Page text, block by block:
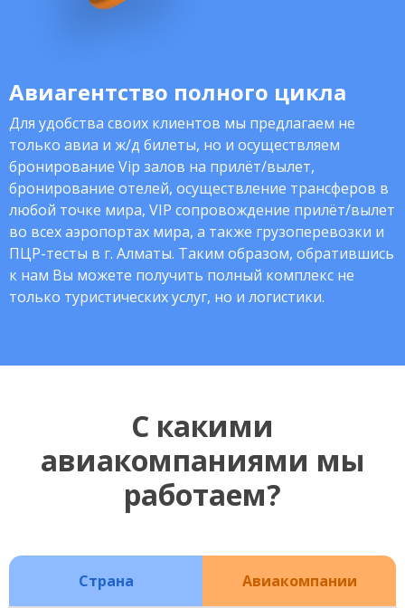
Авиагентство полного цикла
Для удобства своих клиентов мы предлагаем не
только авиа и ж/д билеты, но и осуществляем
бронирование Vip залов на прилёт/вылет,
бронирование отелей, осуществление трансферов в
любой точке мира, VIP сопровождение прилёт/вылет
во всех аэропортах мира, а также грузоперевозки и
ПЦР-тесты в г. Алматы. Таким образом, обратившись
к нам Вы можете получить полный комплекс не
только туристических услуг, но и логистики.
С какими
авиакомпаниями мы
работаем?
Страна Авиакомпании